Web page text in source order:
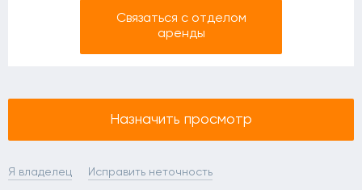
Связаться с отделом
аренды
Назначить просмотр
Я владелец Исправить неточность